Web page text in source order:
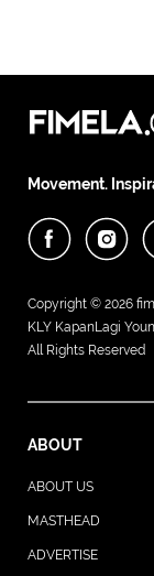
Movement.
Copyright © 2026
KLY KapanLagi
All Rights Reserved
ABOUT
ABOUT US
MASTHEAD
ADVERTISE